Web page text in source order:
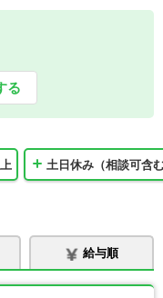
る
土日休み（相談可含
給与順